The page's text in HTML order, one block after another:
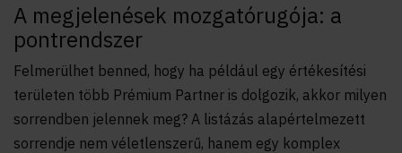
A megjelenések mozgatórugója: a
pontrendszer
Felmerülhet benned, hogy ha például egy értékesítési
területen több Prémium Partner is dolgozik, akkor milyen
sorrendben jelennek meg? A listázás alapértelmezett
sorrendje nem véletlenszerű, hanem egy komplex